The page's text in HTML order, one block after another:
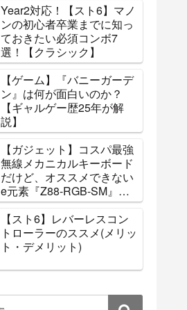
Year2対応！【スト6】マノ
ンの初心者卒業までに知っ
ておきたい必須コンボ7
選！【クラシック】
【ゲーム】『バニーガーデ
ン』は何が面白いのか？
【ギャルゲー歴25年が解
説】
【ガジェット】コスパ最強
無線メカニカルキーボード
だけど、オススメできない
e元素『Z88-RGB-SM』レ
ビュー
【スト6】レバーレスコン
トローラーのススメ(メリッ
ト・デメリット)